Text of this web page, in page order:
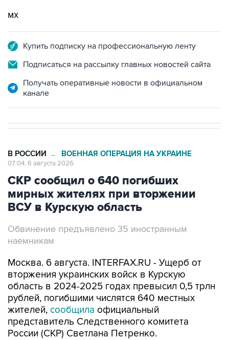
мх
Купить подписку на профессиональную ленту
Подписаться на рассылку главных новостей сайта
Получать оперативные новости в официальном
канале
В РОССИИ → ВОЕННАЯ ОПЕРАЦИЯ НА УКРАИНЕ
07:04, 6 августа 2026
СКР сообщил о 640 погибших
мирных жителях при вторжении
ВСУ в Курскую область
Обвинение предъявлено 35 иностранным
наемникам
Москва. 6 августа. INTERFAX.RU - Ущерб от
вторжения украинских войск в Курскую
область в 2024-2025 годах превысил 0,5 трлн
рублей, погибшими числятся 640 местных
жителей, сообщила официальный
представитель Следственного комитета
России (СКР) Светлана Петренко.